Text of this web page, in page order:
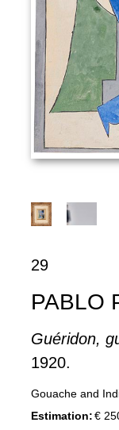
29
PABLO
Guéridon,
1920.
Gouache and
Estimation:€